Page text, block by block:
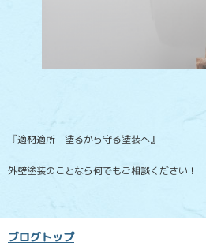
『適材適所 塗るから守る塗装へ』
外壁塗装のことなら何でもご相談ください！
ブログトップ